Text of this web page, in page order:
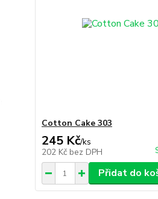
Cotton Cake 303
245 Kč/ks
202 Kč bez DPH
Přidat do